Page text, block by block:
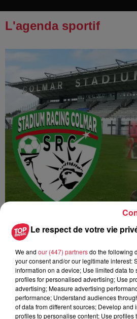
L'agenda sportif
Match SR Colmar / US
Le respect de votre vie
We and our (447) partnersdo the following
your consent and/or our legitimate interest:
information on a device; Use limited data to
profiles for personalised advertising; Use
advertising; Measure advertising
performance; Understand audiences
of data from different sources; Develop and
profiles to personalise content; Use profiles